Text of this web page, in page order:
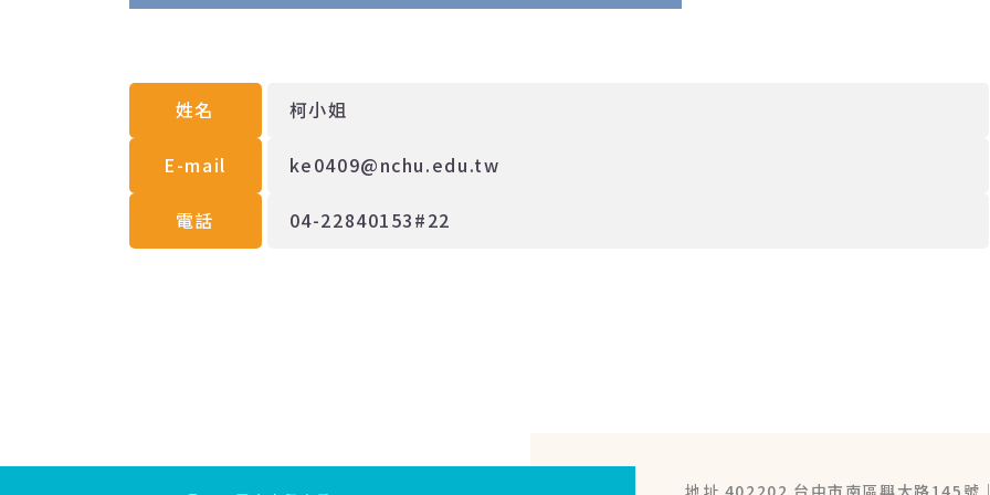
姓名 柯小姐
E-mail ke0409@nchu.edu.tw
電話 04-22840153#22